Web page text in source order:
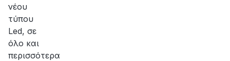
νέου
τύπου
Led, σε
όλο και
περισσότερα